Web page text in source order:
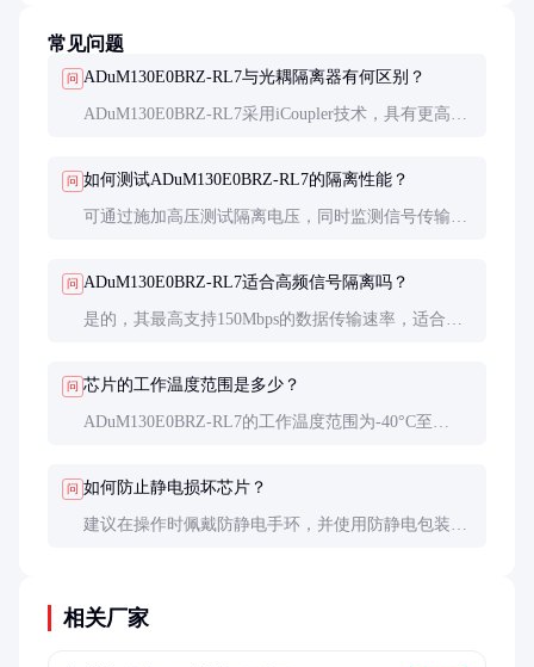
常见问题
问 ADuM130E0BRZ-RL7与光耦隔离器有何区别？
ADuM130E0BRZ-RL7采用iCoupler技术，具有更高的
显。
问 如何测试ADuM130E0BRZ-RL7的隔离性能？
可通过施加高压测试隔离电压，同时监测信号传输的
问 ADuM130E0BRZ-RL7适合高频信号隔离吗？
是的，其最高支持150Mbps的数据传输速率，适合高
问 芯片的工作温度范围是多少？
ADuM130E0BRZ-RL7的工作温度范围为-40°C至
问 如何防止静电损坏芯片？
建议在操作时佩戴防静电手环，并使用防静电包装和
相关厂家